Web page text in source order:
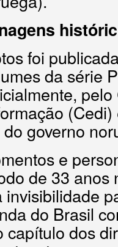
foi
da série
governo
e
de 33 anos
do Brasil
capítulo dos